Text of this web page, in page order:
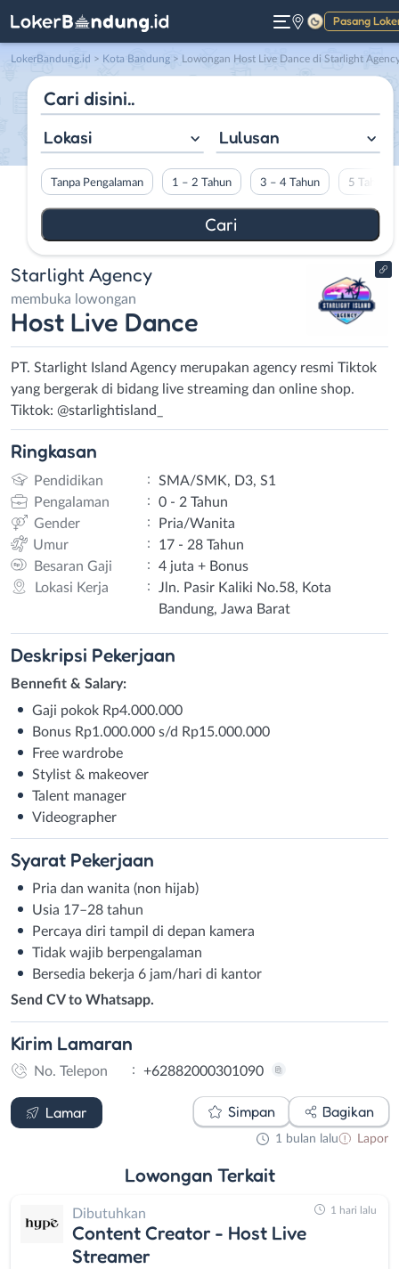
Pasang
Gelap
LokerBandung.id > Kota Bandung > Lowongan Host Live Dance di Starlight
Lokasi Lulusan
Tanpa Pengalaman 1 – 2 Tahun 3 – 4 Tahun 5 Tahun
Starlight Agency
membuka lowongan
Host Live Dance
PT. Starlight Island Agency merupakan agency resmi Tiktok
yang bergerak di bidang live streaming dan online shop.
Tiktok: @starlightisland_
Ringkasan
Pendidikan :
SMA/SMK, D3, S1
Pengalaman
:
0 - 2 Tahun
Gender
:
Pria/Wanita
Umur
:
17 - 28 Tahun
Besaran Gaji
:
4 juta + Bonus
Lokasi Kerja
:
Jln. Pasir Kaliki No.58, Kota
Bandung, Jawa Barat
Deskripsi Pekerjaan
Bennefit & Salary:
Gaji pokok Rp4.000.000
Bonus Rp1.000.000 s/d Rp15.000.000
Free wardrobe
Stylist & makeover
Talent manager
Videographer
Syarat Pekerjaan
Pria dan wanita (non hijab)
Usia 17–28 tahun
Percaya diri tampil di depan kamera
Tidak wajib berpengalaman
Bersedia bekerja 6 jam/hari di kantor
Send CV to Whatsapp.
Kirim Lamaran
No. Telepon : +62882000301090
Lamar
WhatsApp
Simpan Bagikan
1 bulan lalu Lapor
Lowongan Terkait
Dibutuhkan
Content Creator - Host Live
Streamer
1 hari lalu